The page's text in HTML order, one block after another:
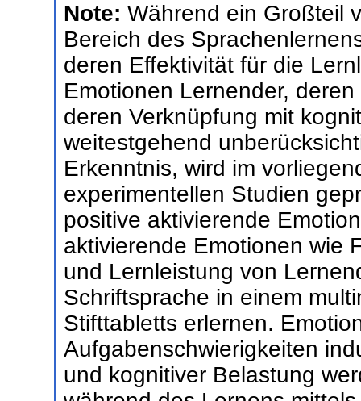
Note: Während ein Großteil
Bereich des
deren Effektivität für die
Emotionen Lernender,
deren Verknüpfung mit
weitestgehend
Erkenntnis, wird im
experimentellen Studien
positive aktivierende
aktivierende Emotionen wie
und Lernleistung von
Schriftsprache in einem
Stifttabletts erlernen.
Aufgabenschwierigkeiten
und kognitiver Belastung